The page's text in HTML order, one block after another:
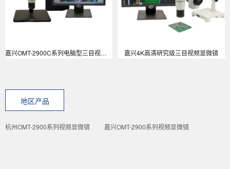
嘉兴OMT-2900C系列电脑型三目视频拍照录像图片上传显微镜 嘉兴4K高清研究级三目视频显微镜
地区产品
杭州OMT-2900系列视频显微镜 嘉兴OMT-2900系列视频显微镜